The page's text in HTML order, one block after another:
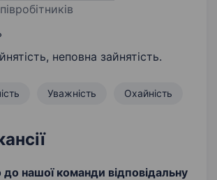
неповна зайнятість.
Уважність Охайність
нашої команди відповідальну